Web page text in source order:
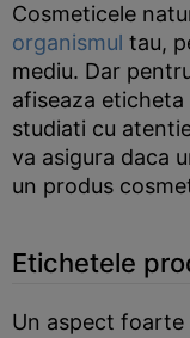
Cosmeticele
organismul tau,
mediu. Dar
afiseaza eticheta
studiati cu
va asigura daca
un produs
Etichetele
Un aspect